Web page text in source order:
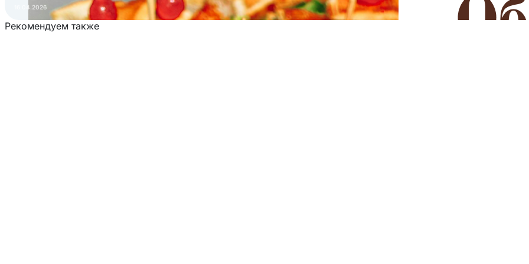
16.04.2026
Рекомендуем также